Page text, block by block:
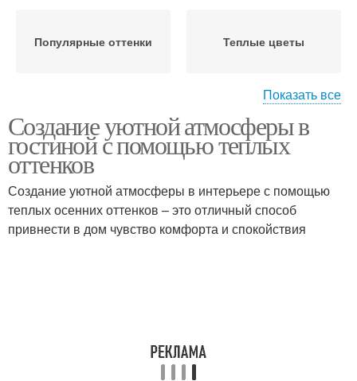
Популярные оттенки Теплые цветы
Теплые цвета Светлый оттенок
Теплые тона Холодные оттенки
Показать все
Создание уютной атмосферы в
гостиной с помощью теплых
оттенков
Создание уютной атмосферы в интерьере с помощью
теплых осенних оттенков – это отличный способ
привнести в дом чувство комфорта и спокойствия